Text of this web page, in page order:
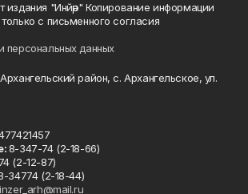
"Инйәр" Копирование информации
с письменного согласия
персональных данных
район, с. Архангельское, ул.
8-347-74 (2-18-66)
(2-12-87)
34774 (2-18-44)
inzer_arh@mail.ru